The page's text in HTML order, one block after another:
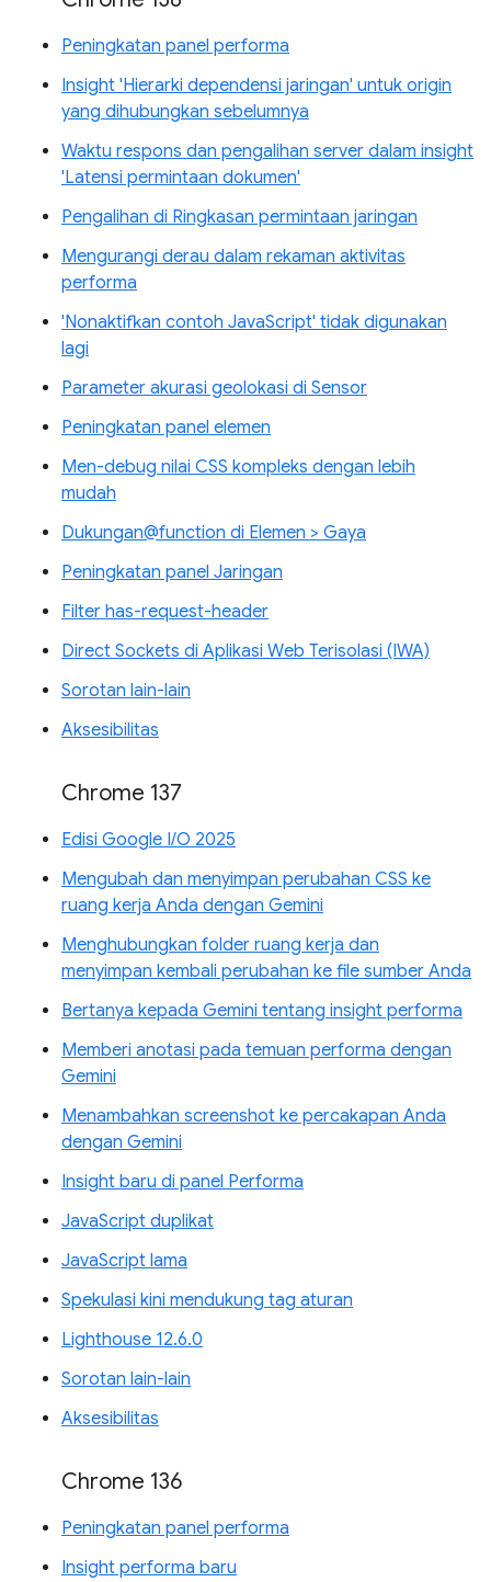
Peningkatan panel performa
Insight 'Hierarki dependensi jaringan' untuk origin
yang dihubungkan sebelumnya
Waktu respons dan pengalihan server dalam insight
'Latensi permintaan dokumen'
Pengalihan di Ringkasan permintaan jaringan
Mengurangi derau dalam rekaman aktivitas
performa
'Nonaktifkan contoh JavaScript' tidak digunakan
lagi
Parameter akurasi geolokasi di Sensor
Peningkatan panel elemen
Men-debug nilai CSS kompleks dengan lebih
mudah
Dukungan@function di Elemen > Gaya
Peningkatan panel Jaringan
Filter has-request-header
Direct Sockets di Aplikasi Web Terisolasi (IWA)
Sorotan lain-lain
Aksesibilitas
Chrome 137
Edisi Google I/O 2025
Mengubah dan menyimpan perubahan CSS ke
ruang kerja Anda dengan Gemini
Menghubungkan folder ruang kerja dan
menyimpan kembali perubahan ke file sumber Anda
Bertanya kepada Gemini tentang insight performa
Memberi anotasi pada temuan performa dengan
Gemini
Menambahkan screenshot ke percakapan Anda
dengan Gemini
Insight baru di panel Performa
JavaScript duplikat
JavaScript lama
Spekulasi kini mendukung tag aturan
Lighthouse 12.6.0
Sorotan lain-lain
Aksesibilitas
Chrome 136
Peningkatan panel performa
Insight performa baru